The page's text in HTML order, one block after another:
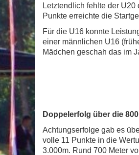
Letztendlich fehlte der
Punkte erreichte die
Für die U16 konnte
einer männlichen U16
Mädchen geschah das im
Doppelerfolg über die
Achtungserfolge gab es
volle 11 Punkte in die
3.000m. Rund 700 Meter